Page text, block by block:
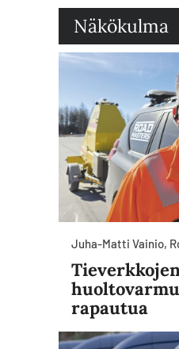
Näkökulma
Juha-Matti Vainio,
rapautua